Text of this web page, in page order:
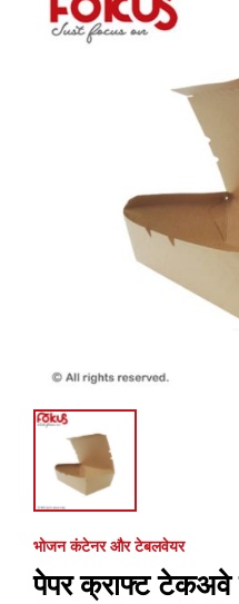
भोजन कंटेनर और टेबलवेयर
पेपर क्राफ्ट